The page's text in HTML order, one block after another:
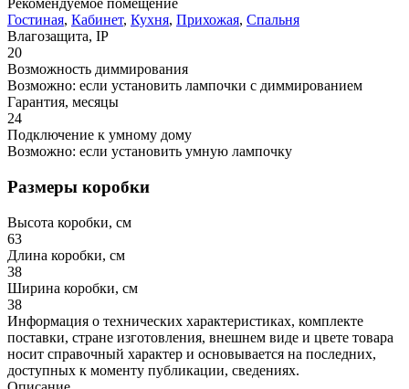
Рекомендуемое помещение
Гостиная, Кабинет, Кухня, Прихожая, Спальня
Влагозащита, IP
20
Возможность диммирования
Возможно: если установить лампочки с диммированием
Гарантия, месяцы
24
Подключение к умному дому
Возможно: если установить умную лампочку
Размеры коробки
Высота коробки, см
63
Длина коробки, см
38
Ширина коробки, см
38
Информация о технических характеристиках, комплекте
поставки, стране изготовления, внешнем виде и цвете товара
носит справочный характер и основывается на последних,
доступных к моменту публикации, сведениях.